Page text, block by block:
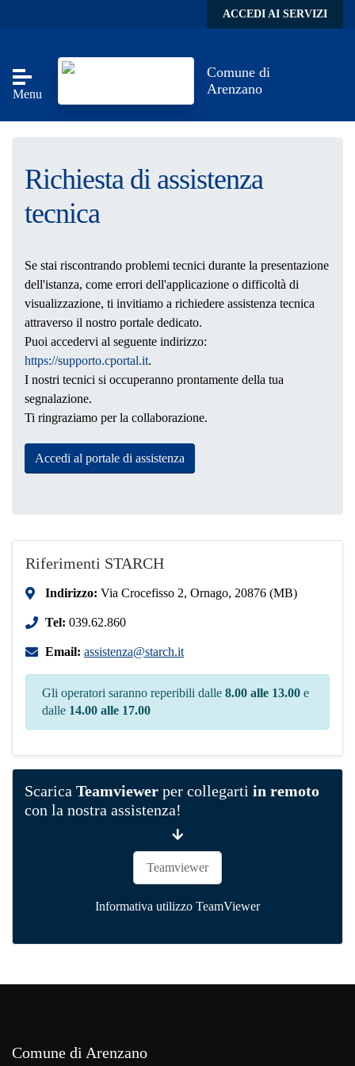
ACCEDI AI SERVIZI
Menu
Comune di
Arenzano
Richiesta di assistenza
tecnica
Se stai riscontrando problemi tecnici durante la presentazione
dell'istanza, come errori dell'applicazione o difficoltà di
visualizzazione, ti invitiamo a richiedere assistenza tecnica
attraverso il nostro portale dedicato.
Puoi accedervi al seguente indirizzo:
https://supporto.cportal.it.
I nostri tecnici si occuperanno prontamente della tua
segnalazione.
Ti ringraziamo per la collaborazione.
Accedi al portale di assistenza
Riferimenti STARCH
Indirizzo: Via Crocefisso 2, Ornago, 20876 (MB)
Tel: 039.62.860
Email: assistenza@starch.it
Gli operatori saranno reperibili dalle 8.00 alle 13.00 e
dalle 14.00 alle 17.00
Scarica Teamviewer per collegarti in remoto
con la nostra assistenza!
Teamviewer
Informativa utilizzo TeamViewer
Comune di Arenzano